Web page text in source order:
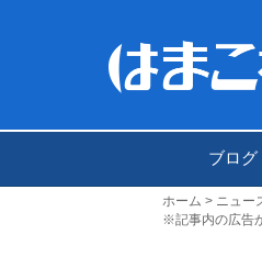
ブログ
ホーム ニュー
※記事内の広告